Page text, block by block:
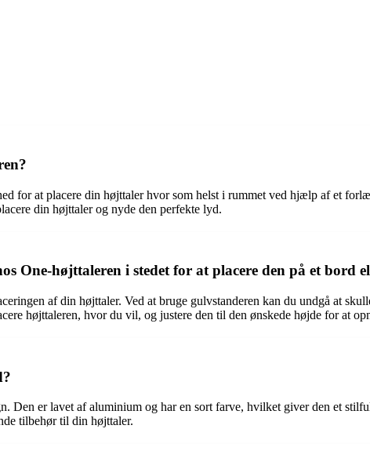
for at placere din højttaler hvor som helst i rummet ved hjælp af et
din højttaler og nyde den perfekte lyd.
One-højttaleren i stedet for at placere den på et bord
af din højttaler. Ved at bruge gulvstanderen kan du undgå at
højttaleren, hvor du vil, og justere den til den ønskede højde for at
Den er lavet af aluminium og har en sort farve, hvilket giver den et
tilbehør til din højttaler.